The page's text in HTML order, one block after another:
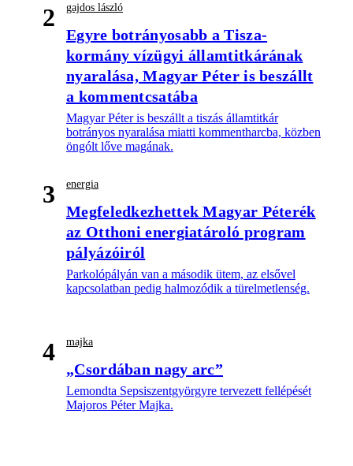
2 gajdos lászló
Egyre botrányosabb a Tisza-
kormány vízügyi államtitkárának
nyaralása, Magyar Péter is beszállt
a kommentcsatába
Magyar Péter is beszállt a tiszás államtitkár
botrányos nyaralása miatti kommentharcba, közben
öngólt lőve magának.
3 energia
Megfeledkezhettek Magyar Péterék
az Otthoni energiatároló program
pályázóiról
Parkolópályán van a második ütem, az elsővel
kapcsolatban pedig halmozódik a türelmetlenség.
4 majka
„Csordában nagy arc”
Lemondta Sepsiszentgyörgyre tervezett fellépését
Majoros Péter Majka.